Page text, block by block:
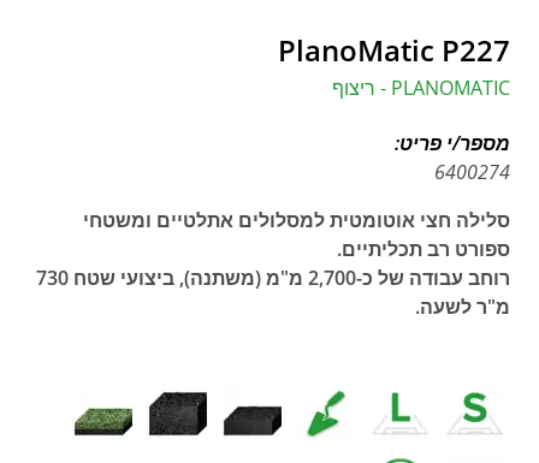
PlanoMatic P227
PLANOMATIC - ריצוף
מספר/י פריט:
6400274
סלילה חצי אוטומטית למסלולים אתלטיים ומשטחי
ספורט רב תכליתיים.
רוחב עבודה של כ-2,700 מ"מ (משתנה), ביצועי שטח 730
מ"ר לשעה.